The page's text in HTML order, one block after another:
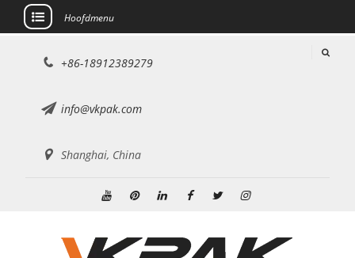
Hoofdmenu
+86-18912389279
info@vkpak.com
Shanghai, China